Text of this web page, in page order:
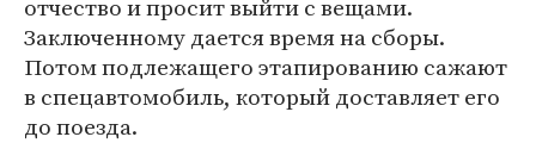
отчество и просит выйти с вещами.
Заключенному дается время на сборы.
Потом подлежащего этапированию сажают
в спецавтомобиль, который доставляет его
до поезда.